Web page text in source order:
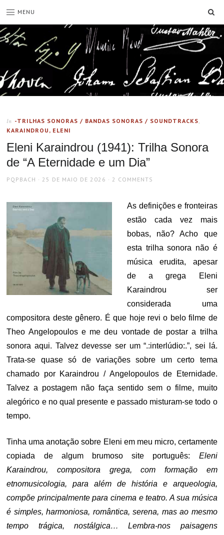
MENU
In -TRILHAS SONORAS / BANDAS SONORAS / SOUNDTRACKS,
KARAINDROU, ELENI
Eleni Karaindrou (1941): Trilha Sonora
de “A Eternidade e um Dia”
AUTHOR
PQPBACH
POSTED
25 DE MAIO DE 2026 2 COMMENTS
As definições e fronteiras
estão cada vez mais
bobas, não? Acho que
esta trilha sonora não é
música erudita, apesar
de a grega Eleni
Karaindrou ser
considerada uma
compositora deste gênero. É que hoje revi o belo filme de
Theo Angelopoulos e me deu vontade de postar a trilha
sonora aqui. Talvez devesse ser um “.:interlúdio:.”, sei lá.
Trata-se quase só de variações sobre um certo tema
chamado por Karaindrou / Angelopoulos de Eternidade.
Talvez a postagem não faça sentido sem o filme, muito
alegórico e no qual presente e passado misturam-se todo o
tempo.
Tinha uma anotação sobre Eleni em meu micro, certamente
copiada de algum brumoso site português: Eleni
Karaindrou, compositora grega, com formação em
etnomusicologia, para além de história e arqueologia,
compõe principalmente para cinema e teatro. A sua música
é simples, harmoniosa, romântica, serena, mas ao mesmo
tempo trágica, nostálgica… Lembra-nos paisagens